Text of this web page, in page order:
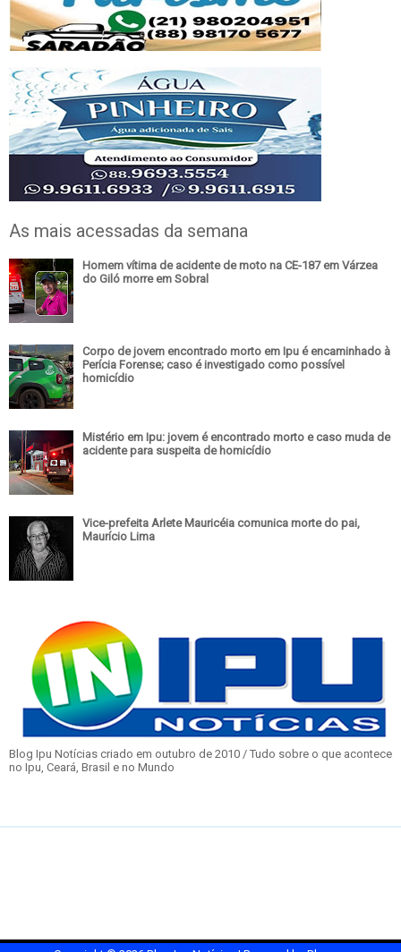
As mais acessadas da semana
Homem vítima de acidente de moto na CE-187 em Várzea
do Giló morre em Sobral
Corpo de jovem encontrado morto em Ipu é encaminhado à
Perícia Forense; caso é investigado como possível
homicídio
Mistério em Ipu: jovem é encontrado morto e caso muda de
acidente para suspeita de homicídio
Vice-prefeita Arlete Mauricéia comunica morte do pai,
Maurício Lima
Blog Ipu Notícias criado em outubro de 2010 / Tudo sobre o que acontece
no Ipu, Ceará, Brasil e no Mundo